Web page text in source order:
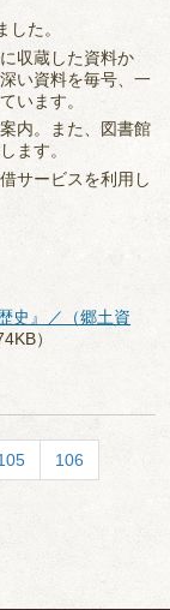
た。
収蔵した資料か
い資料を毎号、一
います。
内。また、図書館
ます。
サービスを利用し
史』／（郷土資
）
106